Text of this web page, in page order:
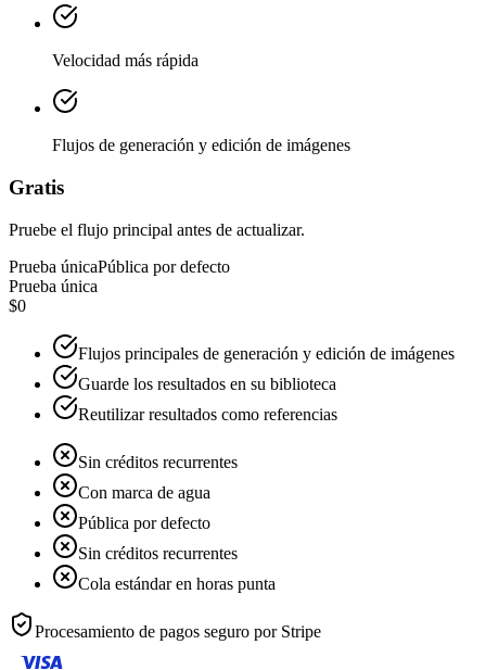
Velocidad más rápida
Flujos de generación y edición de imágenes
Gratis
Pruebe el flujo principal antes de actualizar.
Prueba únicaPública por defecto
Prueba única
$0
Flujos principales de generación y edición de imágenes
Guarde los resultados en su biblioteca
Reutilizar resultados como referencias
Sin créditos recurrentes
Con marca de agua
Pública por defecto
Sin créditos recurrentes
Cola estándar en horas punta
Procesamiento de pagos seguro por Stripe